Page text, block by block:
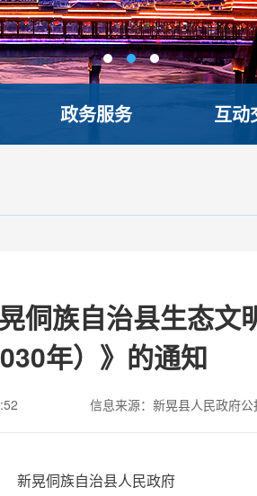
政务服务 互动
侗族自治县生态
年）》的通知
信息来源：新晃县人民政府
新晃侗族自治县人民政府